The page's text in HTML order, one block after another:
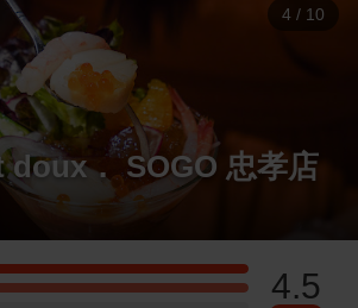
5 / 10
． SOGO 忠孝店
4.5